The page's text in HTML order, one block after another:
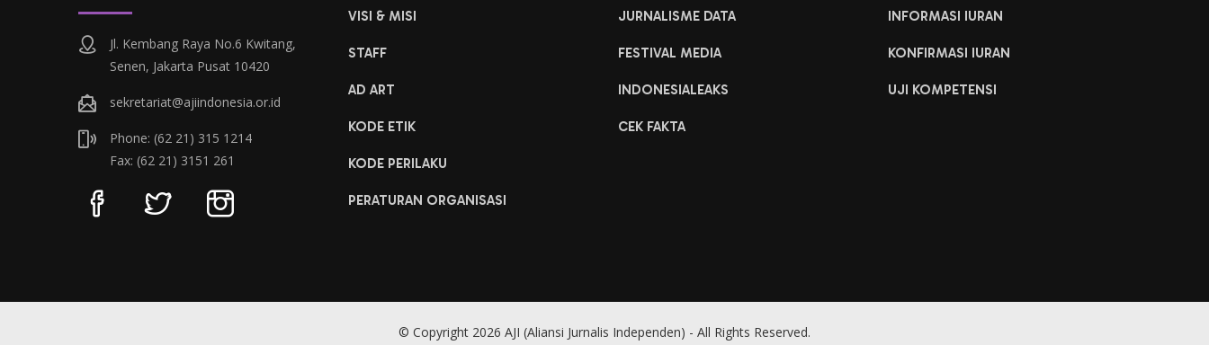
Jl. Kembang Raya No.6 Kwitang,
Senen, Jakarta Pusat 10420
sekretariat@ajiindonesia.or.id
Phone: (62 21) 315 1214
Fax: (62 21) 3151 261
VISI & MISI
STAFF
AD ART
KODE ETIK
KODE PERILAKU
PERATURAN ORGANISASI
JURNALISME DATA
FESTIVAL MEDIA
INDONESIALEAKS
CEK FAKTA
INFORMASI IURAN
KONFIRMASI IURAN
UJI KOMPETENSI
© Copyright 2026 AJI (Aliansi Jurnalis Independen) - All Rights Reserved.